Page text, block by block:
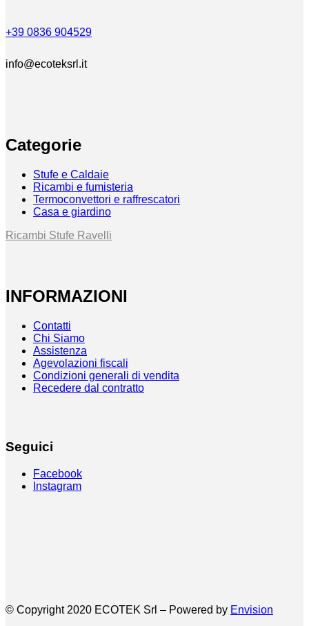
+39 0836 904529
info@ecoteksrl.it
Categorie
Stufe e Caldaie
Ricambi e fumisteria
Termoconvettori e raffrescatori
Casa e giardino
Ricambi Stufe Ravelli
INFORMAZIONI
Contatti
Chi Siamo
Assistenza
Agevolazioni fiscali
Condizioni generali di vendita
Recedere dal contratto
Seguici
Facebook
Instagram
© Copyright 2020 ECOTEK Srl – Powered by Envision